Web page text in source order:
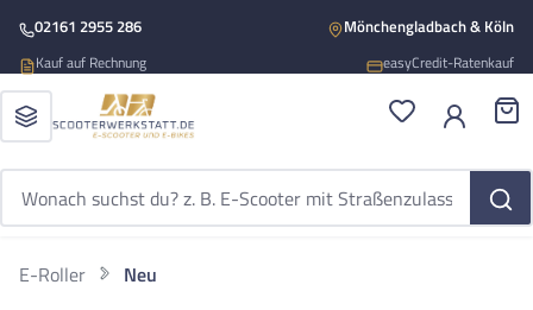
Zum Hauptinhalt springen
Kauf auf Rechnung easyCredit-Ratenkauf
Mönchengladbach & Köln
02161 2955 286
Du hast 0
E-Roller Neu